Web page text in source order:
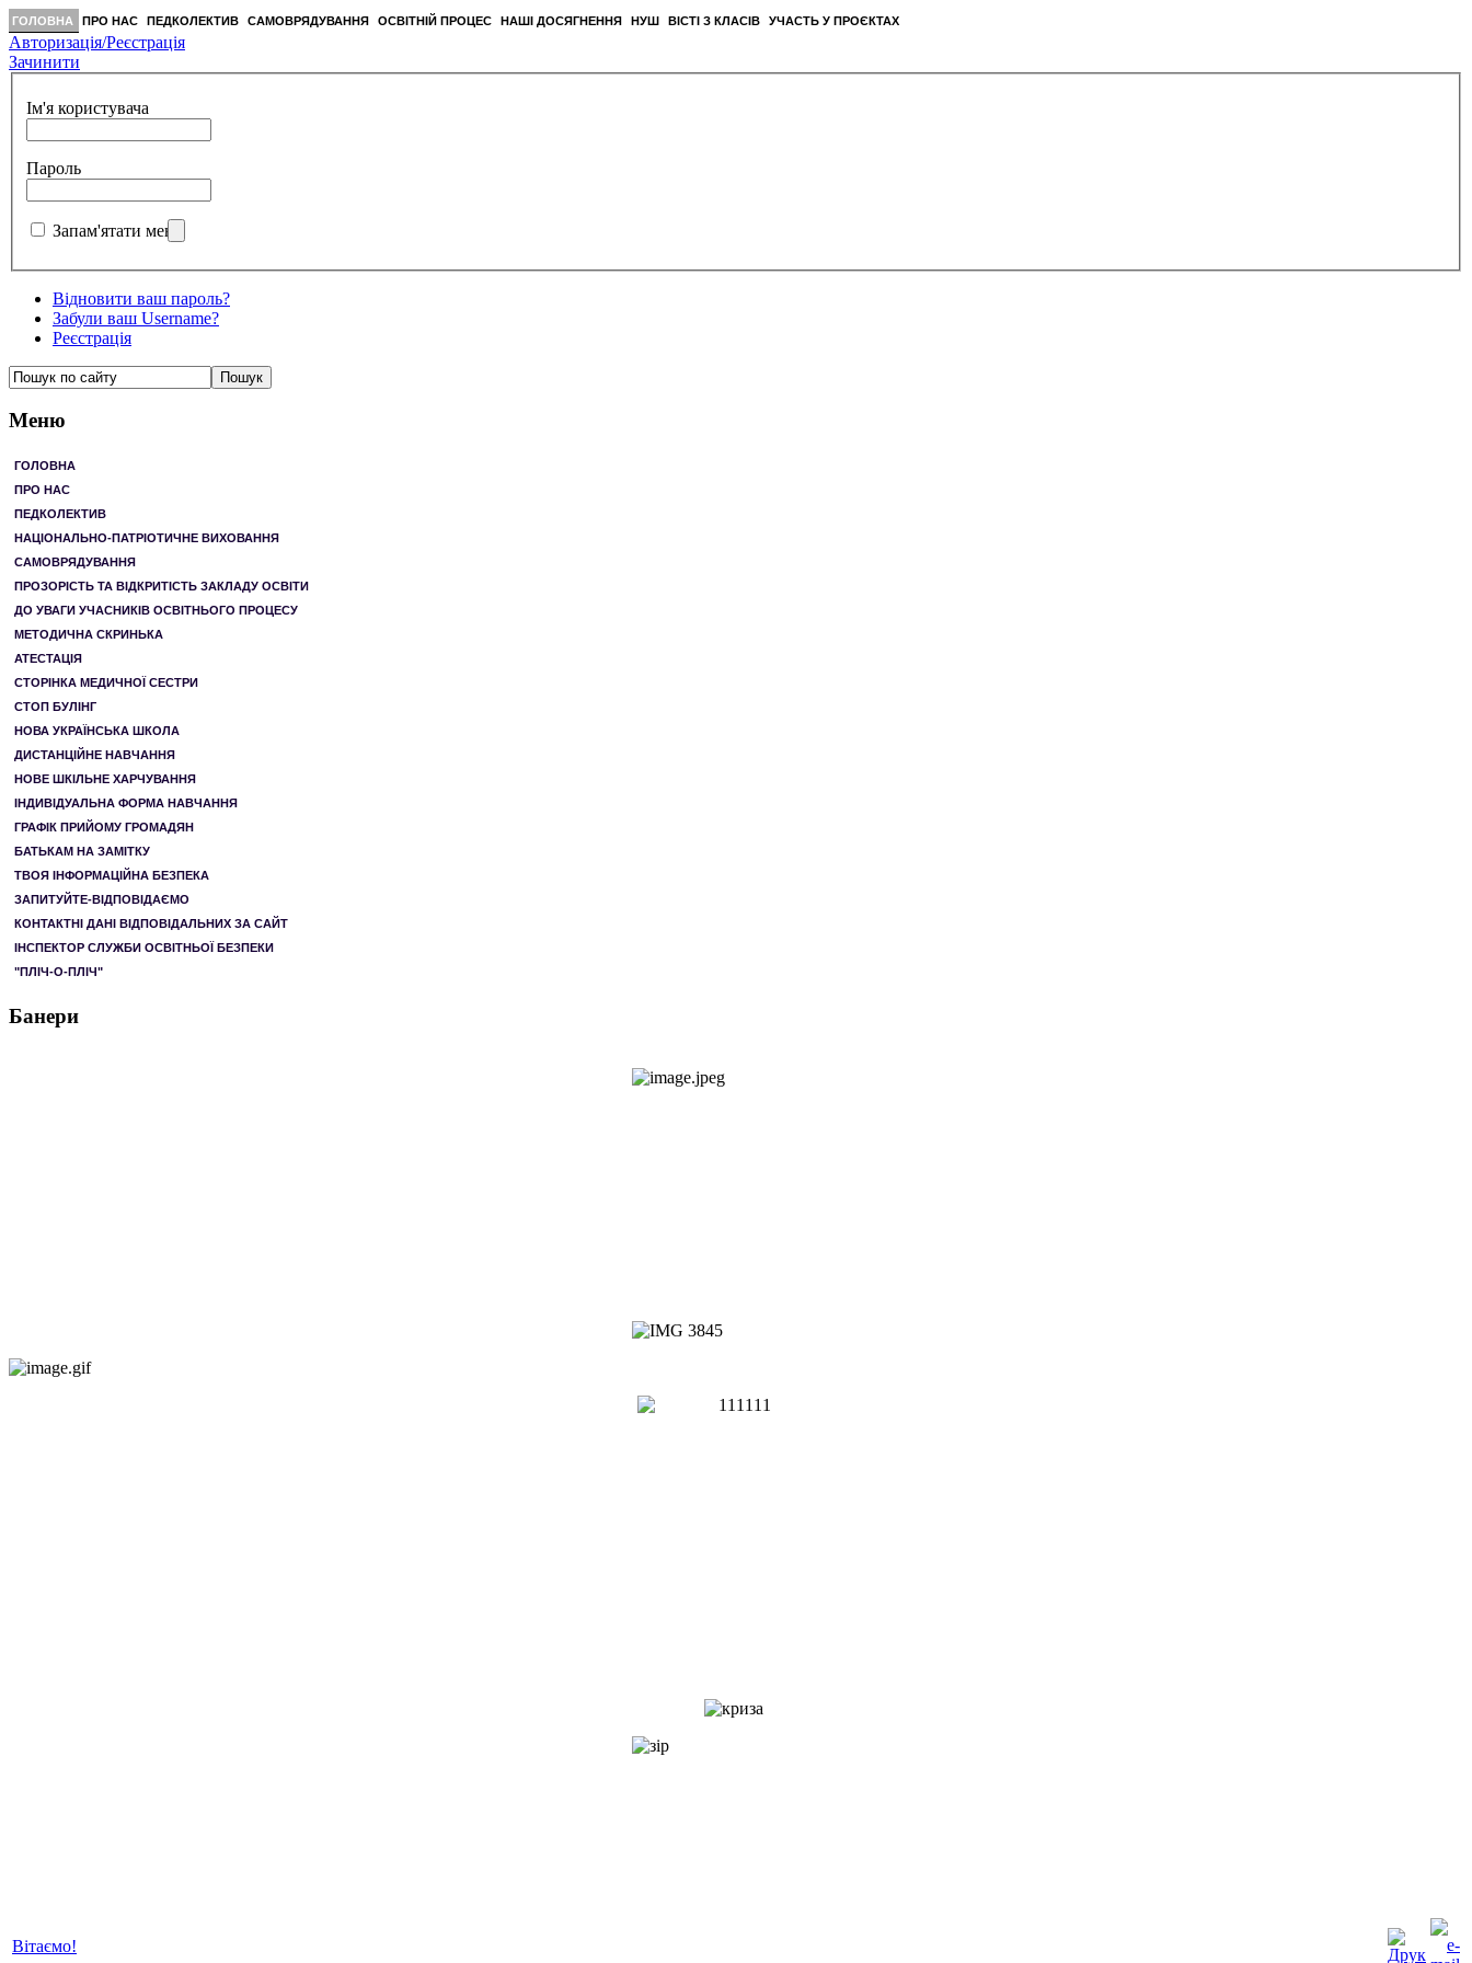
ГОЛОВНА ПРО НАС ПЕДКОЛЕКТИВ САМОВРЯДУВАННЯ ОСВІТНІЙ ПРОЦЕС НАШІ ДОСЯГНЕННЯ НУШ ВІСТІ З КЛАСІВ УЧАСТЬ У ПРОЄКТАХ
Авторизація/Реєстрація
Зачинити
Ім'я користувача
Пароль
Запам'ятати мене
Відновити ваш пароль?
Забули ваш Username?
Реєстрація
Меню
ГОЛОВНА
ПРО НАС
ПЕДКОЛЕКТИВ
НАЦІОНАЛЬНО-ПАТРІОТИЧНЕ ВИХОВАННЯ
САМОВРЯДУВАННЯ
ПРОЗОРІСТЬ ТА ВІДКРИТІСТЬ ЗАКЛАДУ ОСВІТИ
ДО УВАГИ УЧАСНИКІВ ОСВІТНЬОГО ПРОЦЕСУ
МЕТОДИЧНА СКРИНЬКА
АТЕСТАЦІЯ
СТОРІНКА МЕДИЧНОЇ СЕСТРИ
СТОП БУЛІНГ
НОВА УКРАЇНСЬКА ШКОЛА
ДИСТАНЦІЙНЕ НАВЧАННЯ
НОВЕ ШКІЛЬНЕ ХАРЧУВАННЯ
ІНДИВІДУАЛЬНА ФОРМА НАВЧАННЯ
ГРАФІК ПРИЙОМУ ГРОМАДЯН
БАТЬКАМ НА ЗАМІТКУ
ТВОЯ ІНФОРМАЦІЙНА БЕЗПЕКА
ЗАПИТУЙТЕ-ВІДПОВІДАЄМО
КОНТАКТНІ ДАНІ ВІДПОВІДАЛЬНИХ ЗА САЙТ
ІНСПЕКТОР СЛУЖБИ ОСВІТНЬОЇ БЕЗПЕКИ
"ПЛІЧ-О-ПЛІЧ"
Банери
Вітаємо!